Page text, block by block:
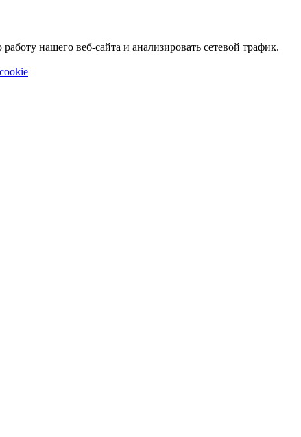
нашего веб-сайта и анализировать сетевой трафик.